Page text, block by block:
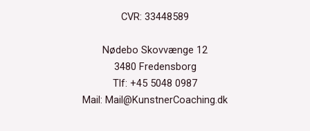
CVR: 33448589
Nødebo Skovvænge 12
3480 Fredensborg
Tlf: +45 5048 0987
Mail: Mail@KunstnerCoaching.dk